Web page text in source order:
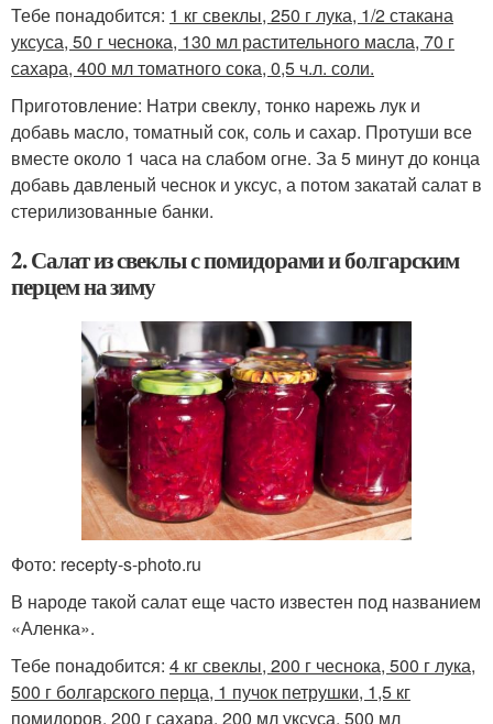
Тебе понадобится: 1 кг свеклы, 250 г лука, 1/2 стакана
уксуса, 50 г чеснока, 130 мл растительного масла, 70 г
сахара, 400 мл томатного сока, 0,5 ч.л. соли.
Приготовление: Натри свеклу, тонко нарежь лук и
добавь масло, томатный сок, соль и сахар. Протуши все
вместе около 1 часа на слабом огне. За 5 минут до конца
добавь давленый чеснок и уксус, а потом закатай салат в
стерилизованные банки.
2. Салат из свеклы с помидорами и болгарским
перцем на зиму
Фото: recepty-s-photo.ru
В народе такой салат еще часто известен под названием
«Аленка».
Тебе понадобится: 4 кг свеклы, 200 г чеснока, 500 г лука,
500 г болгарского перца, 1 пучок петрушки, 1,5 кг
помидоров, 200 г сахара, 200 мл уксуса, 500 мл